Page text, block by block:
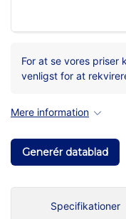
For at se vores
venligst for at
Mere information
Generér datablad
Specifikationer